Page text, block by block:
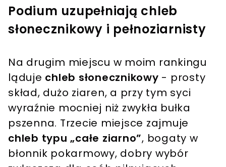
Podium uzupełniają chleb
słonecznikowy i pełnoziarnisty
Na drugim miejscu w moim rankingu
ląduje chleb słonecznikowy - prosty
skład, dużo ziaren, a przy tym syci
wyraźnie mocniej niż zwykła bułka
pszenna. Trzecie miejsce zajmuje
chleb typu „całe ziarno”, bogaty w
błonnik pokarmowy, dobry wybór